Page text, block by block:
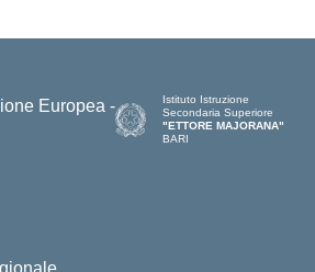
Istituto Istruzione
Secondaria Superiore
"ETTORE MAJORANA"
BARI